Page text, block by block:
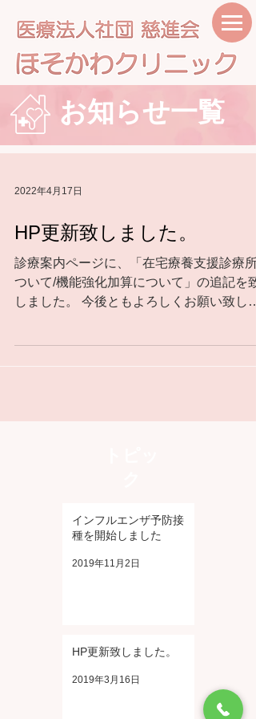
お知らせ一覧
2022年4月17日
HP更新致しました。
診療案内ページに、「在宅療養支援診療所
ついて/機能強化加算について」の追記を致
しました。 今後ともよろしくお願い致しま
インフルエンザ予防接
種を開始しました
2019年11月2日
HP更新致しました。
2019年3月16日